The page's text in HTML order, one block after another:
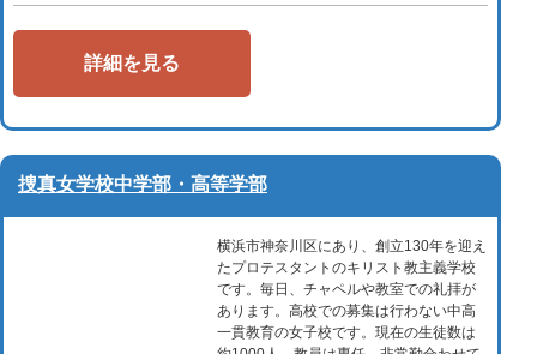
詳細を見る
捜真女学校中学部・高等学部
横浜市神奈川区にあり、創立130年を迎え
たプロテスタントのキリスト教主義学校
です。毎日、チャペルや教室での礼拝が
あります。高校での募集は行わない中高
一貫教育の女子校です。現在の生徒数は